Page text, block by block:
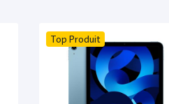
Top Produit